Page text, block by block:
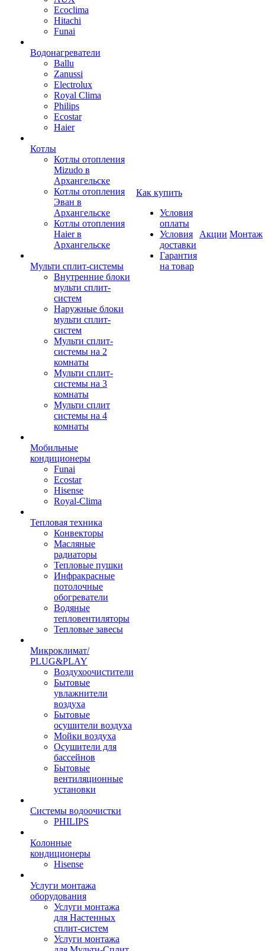
Ecoclima
Hitachi
Funai
Водонагреватели
Ballu
Zanussi
Electrolux
Royal Clima
Philips
Ecostar
Haier
Котлы
Котлы отопления
Mizudo в
Архангельске
Котлы отопления
Эван в
Архангельске
Котлы отопления
Haier в
Архангельске
Мульти сплит-системы
Внутренние блоки
мульти сплит-
систем
Наружные блоки
мульти сплит-
систем
Мульти сплит-
системы на 2
комнаты
Мульти сплит-
системы на 3
комнаты
Мульти сплит
системы на 4
комнаты
Мобильные
кондиционеры
Funai
Ecostar
Hisense
Royal-Clima
Тепловая техника
Конвекторы
Масляные
радиаторы
Тепловые пушки
Инфракрасные
потолочные
обогреватели
Водяные
тепловентиляторы
Тепловые завесы
Микроклимат/
PLUG&PLAY
Воздухоочистители
Бытовые
увлажнители
воздуха
Бытовые
осушители воздуха
Мойки воздуха
Осушители для
бассейнов
Бытовые
вентиляционные
установки
Системы водоочистки
PHILIPS
Колонные
кондиционеры
Hisense
Услуги монтажа
оборудования
Услуги монтажа
для Настенных
сплит-систем
Услуги монтажа
Как купить
Условия
оплаты
Условия
доставки
Гарантия
на товар
Акции Монтаж